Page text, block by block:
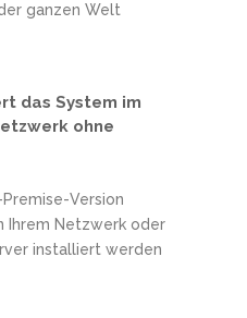
ganzen Welt
das System im
ohne
Version
Ihrem Netzwerk oder
installiert werden